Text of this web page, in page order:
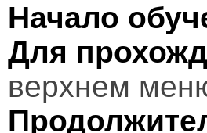
Начало
Для
верхнем